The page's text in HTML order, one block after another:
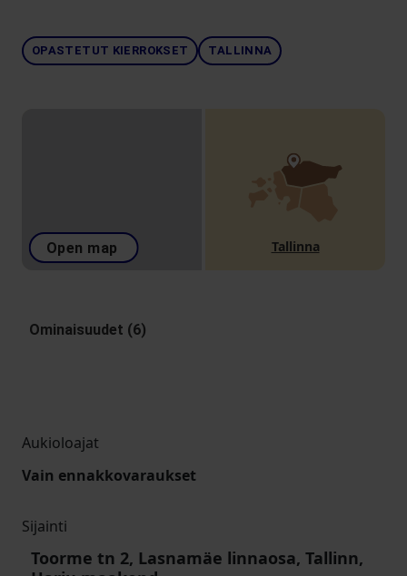
OPASTETUT KIERROKSET TALLINNA
Open map Tallinna
Ominaisuudet (6)
Aukioloajat
Vain ennakkovaraukset
Sijainti
Toorme tn 2, Lasnamäe linnaosa, Tallinn,